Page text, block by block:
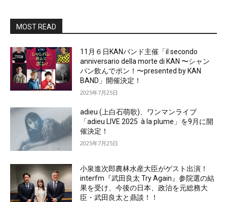
MOST READ
11月６日KANバンド主催「il secondo
anniversario della morte di KAN 〜シャン
パン飲んでポン！〜presented by KAN
BAND」開催決定！
2025年7月25日
adieu (上白石萌歌)、ワンマンライブ
「adieu LIVE 2025 à la plume」を9月に開
催決定！
2025年7月25日
小泉進次郎農林水産大臣がゲスト出演！
interfm『武田良太 Try Again』参院選の結
果を受け、今後の日本、政治を元総務大
臣・武田良太と鼎談！！